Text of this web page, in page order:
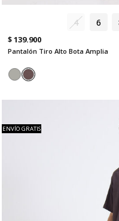
4 6
$ 139.900
Pantalón Tiro Alto Bota Amplia
ENVÍO GRATIS